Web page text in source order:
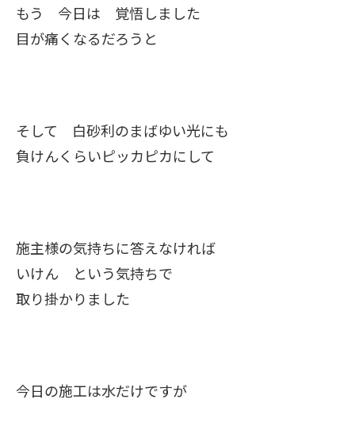
もう 今日は 覚悟しました
目が痛くなるだろうと
そして 白砂利のまばゆい光にも
負けんくらいピッカピカにして
施主様の気持ちに答えなければ
いけん という気持ちで
取り掛かりました
今日の施工は水だけですが